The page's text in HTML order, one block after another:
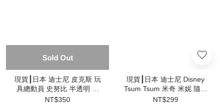
Sold Out
現貨┃日本 迪士尼 皮克斯 玩
具總動員 史努比 半透明 零
錢袋 小物袋
NT$350
現貨┃日本 迪士尼 Disney
Tsum Tsum 米奇 米妮 隨身
鏡 小鏡子
NT$299